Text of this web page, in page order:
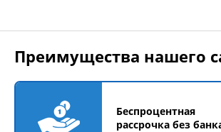
Преимущества нашего
Беспроцентная
рассрочка без